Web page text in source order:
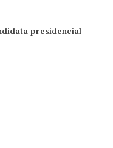
presidencial